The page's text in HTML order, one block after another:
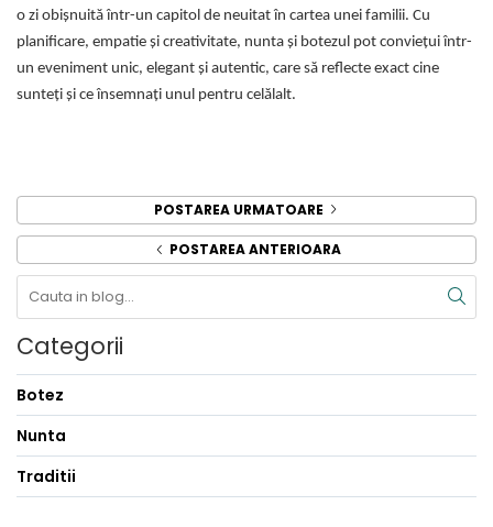
o zi obișnuită într-un capitol de neuitat în cartea unei familii. Cu
planificare, empatie și creativitate, nunta și botezul pot conviețui într-
un eveniment unic, elegant și autentic, care să reflecte exact cine
sunteți și ce însemnați unul pentru celălalt.
POSTAREA URMATOARE
POSTAREA ANTERIOARA
Categorii
Botez
Nunta
Traditii